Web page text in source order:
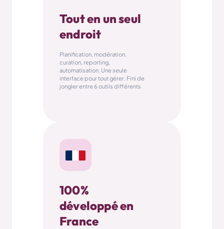
Tout en un seul
endroit
Planification, modération,
curation, reporting,
automatisation. Une seule
interface pour tout gérer. Fini de
jongler entre 6 outils différents
100%
développé en
France